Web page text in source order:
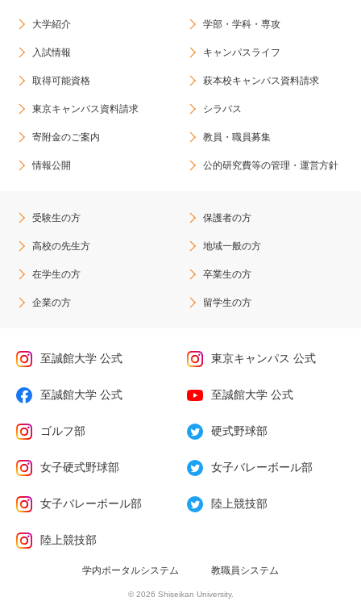
大学紹介 学部・学科・専攻
入試情報 キャンパスライフ
取得可能資格 萩本校キャンパス資料請求
東京キャンパス資料請求 シラバス
寄附金のご案内 教員・職員募集
情報公開 公的研究費等の管理・運営方針
受験生の方 保護者の方
高校の先生方 地域一般の方
在学生の方 卒業生の方
企業の方 留学生の方
至誠館大学 公式 東京キャンパス 公式
至誠館大学 公式 至誠館大学 公式
ゴルフ部 硬式野球部
女子硬式野球部 女子バレーボール部
女子バレーボール部 陸上競技部
陸上競技部
学内ポータルシステム 教職員システム
© 2026 Shiseikan University.